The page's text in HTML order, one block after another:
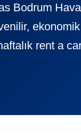
Bodrum
rent a